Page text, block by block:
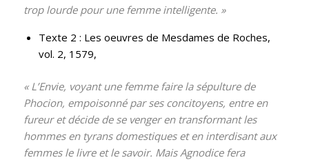
trop lourde pour une femme intelligente. »
Texte 2 : Les oeuvres de Mesdames de Roches,
vol. 2, 1579,
« L’Envie, voyant une femme faire la sépulture de
Phocion, empoisonné par ses concitoyens, entre en
fureur et décide de se venger en transformant les
hommes en tyrans domestiques et en interdisant aux
femmes le livre et le savoir. Mais Agnodice fera